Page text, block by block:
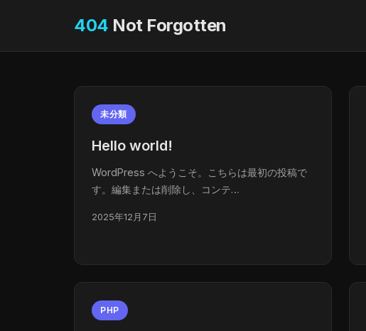
404 Not Forgotten
未分類
Hello world!
WordPress へようこそ。こちらは最初の投稿で
す。編集または削除し、コンテ…
2025年12月7日
PHP